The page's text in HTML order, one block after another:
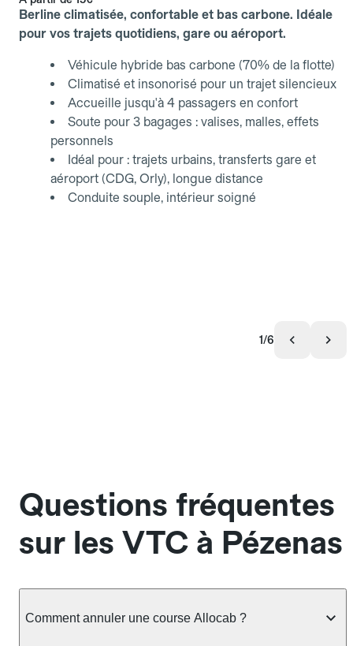
Berline climatisée, confortable et bas carbone. Idéale
pour vos trajets quotidiens, gare ou aéroport.
Véhicule hybride bas carbone (70% de la flotte)
Climatisé et insonorisé pour un trajet silencieux
Accueille jusqu'à 4 passagers en confort
Soute pour 3 bagages : valises, malles, effets
personnels
Idéal pour : trajets urbains, transferts gare et
aéroport (CDG, Orly), longue distance
Conduite souple, intérieur soigné
1/6
Questions fréquentes
sur les VTC à Pézenas
Comment annuler une course Allocab ?